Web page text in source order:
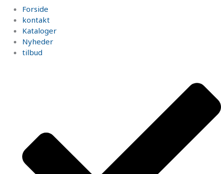
Forside
kontakt
Kataloger
Nyheder
tilbud